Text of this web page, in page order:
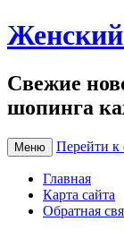
Женский
Свежие
шопинга
Меню Перейти
Главная
Карта сайта
Обратная